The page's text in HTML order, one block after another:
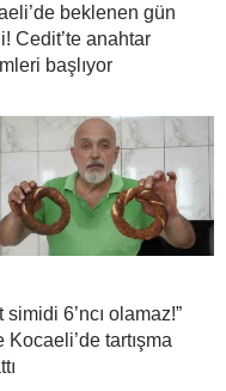
beklenen gün
Cedit’te anahtar
başlıyor
simidi 6’ncı olamaz!”
Kocaeli’de tartışma